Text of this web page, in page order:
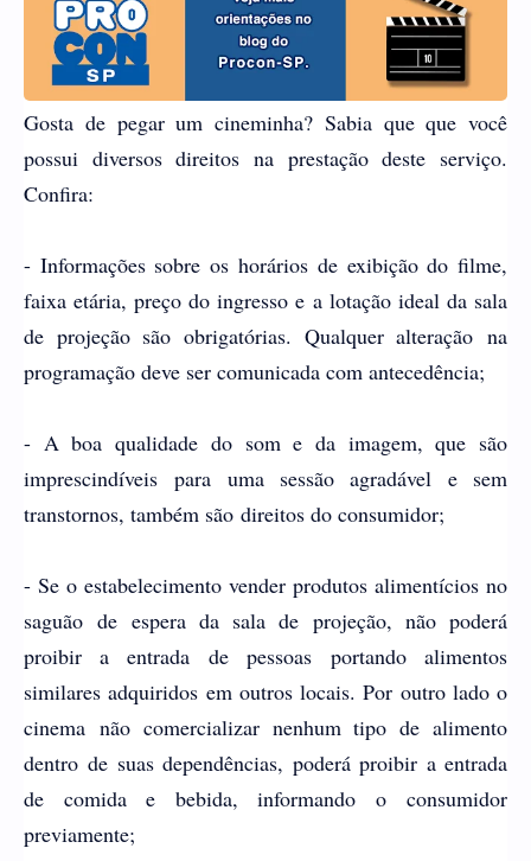
Gosta de pegar um cineminha? Sabia que que você
possui diversos direitos na prestação deste serviço.
Confira:
- Informações sobre os horáriosde exibição do filme,
faixa etária, preço do ingresso e a lotação ideal da sala
de projeção são obrigatórias. Qualquer alteração na
programação deve ser comunicada com antecedência;
- A boa qualidade do som e da imagem, que são
imprescindíveispara uma sessão agradável e sem
transtornos, também são direitos do consumidor;
- Se o estabelecimento vender produtos alimentícios no
saguãode espera da sala de projeção, não poderá
proibir a entrada de pessoas portando alimentos
similares adquiridos em outros locais. Por outro lado o
cinema não comercializar nenhum tipo de alimento
dentrode suas dependências, poderá proibir a entrada
de comida e bebida, informando o consumidor
previamente;